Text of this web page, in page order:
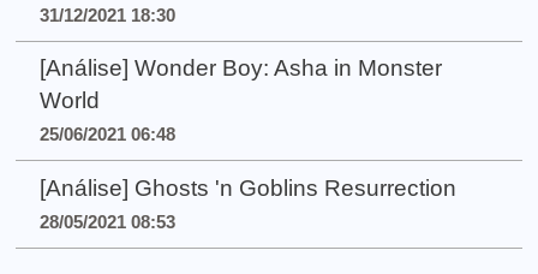
31/12/2021 18:30
[Análise] Wonder Boy: Asha in Monster
World
25/06/2021 06:48
[Análise] Ghosts 'n Goblins Resurrection
28/05/2021 08:53